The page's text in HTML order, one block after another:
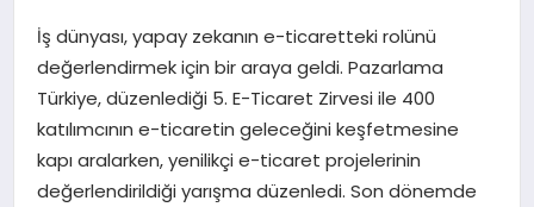
YAŞAM
İş dünyası, yapay zekanın e-ticaretteki rolünü
değerlendirmek için bir araya geldi. Pazarlama
Türkiye, düzenlediği 5. E-Ticaret Zirvesi ile 400
katılımcının e-ticaretin geleceğini keşfetmesine
kapı aralarken, yenilikçi e-ticaret projelerinin
değerlendirildiği yarışma düzenledi. Son dönemde